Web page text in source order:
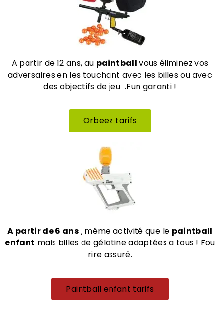
A partir de 12 ans, au paintball vous éliminez vos
adversaires en les touchant avec les billes ou avec
des objectifs de jeu .Fun garanti !
Orbeez tarifs
A partir de 6 ans , même activité que le paintball
enfant mais billes de gélatine adaptées a tous ! Fou
rire assuré.
Paintball enfant tarifs